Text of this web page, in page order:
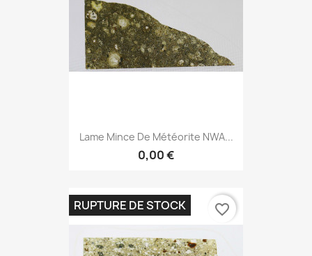
Lame Mince De Météorite NWA...
0,00 €
RUPTURE DE STOCK favorite_border